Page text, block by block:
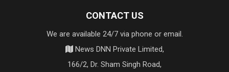
CONTACT US
We are available 24/7 via phone or email.
News DNN Private Limited,
166/2, Dr. Sham Singh Road,